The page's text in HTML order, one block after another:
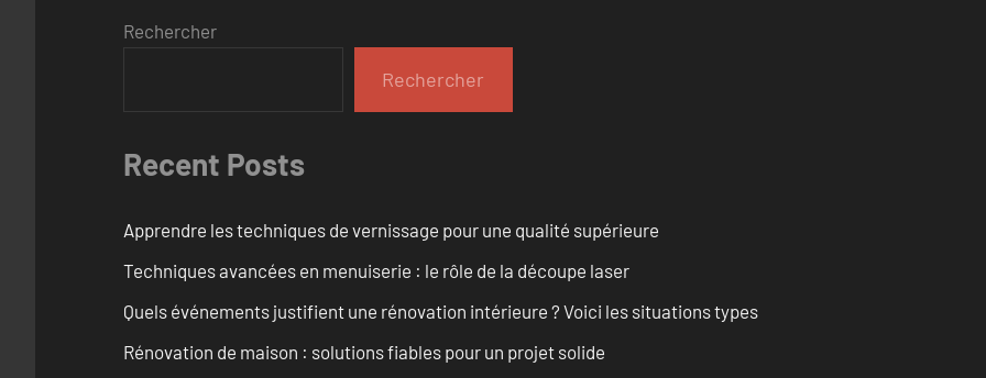
Rechercher
Rechercher
Recent Posts
Apprendre les techniques de vernissage pour une qualité supérieure
Techniques avancées en menuiserie : le rôle de la découpe laser
Quels événements justifient une rénovation intérieure ? Voici les situations types
Rénovation de maison : solutions fiables pour un projet solide